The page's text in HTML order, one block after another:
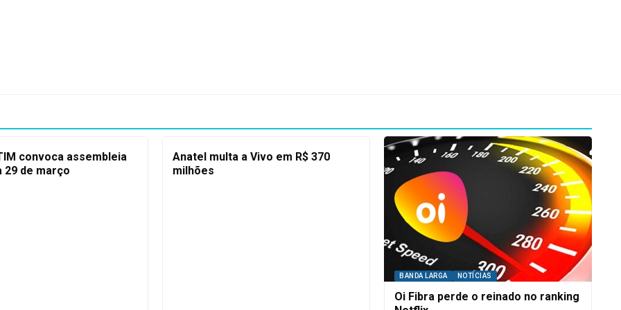
convoca assembleia
29 de março
Anatel multa a Vivo em R$ 370
milhões
BANDA LARGA NOTÍCIAS
Oi Fibra perde o reinado no ranking